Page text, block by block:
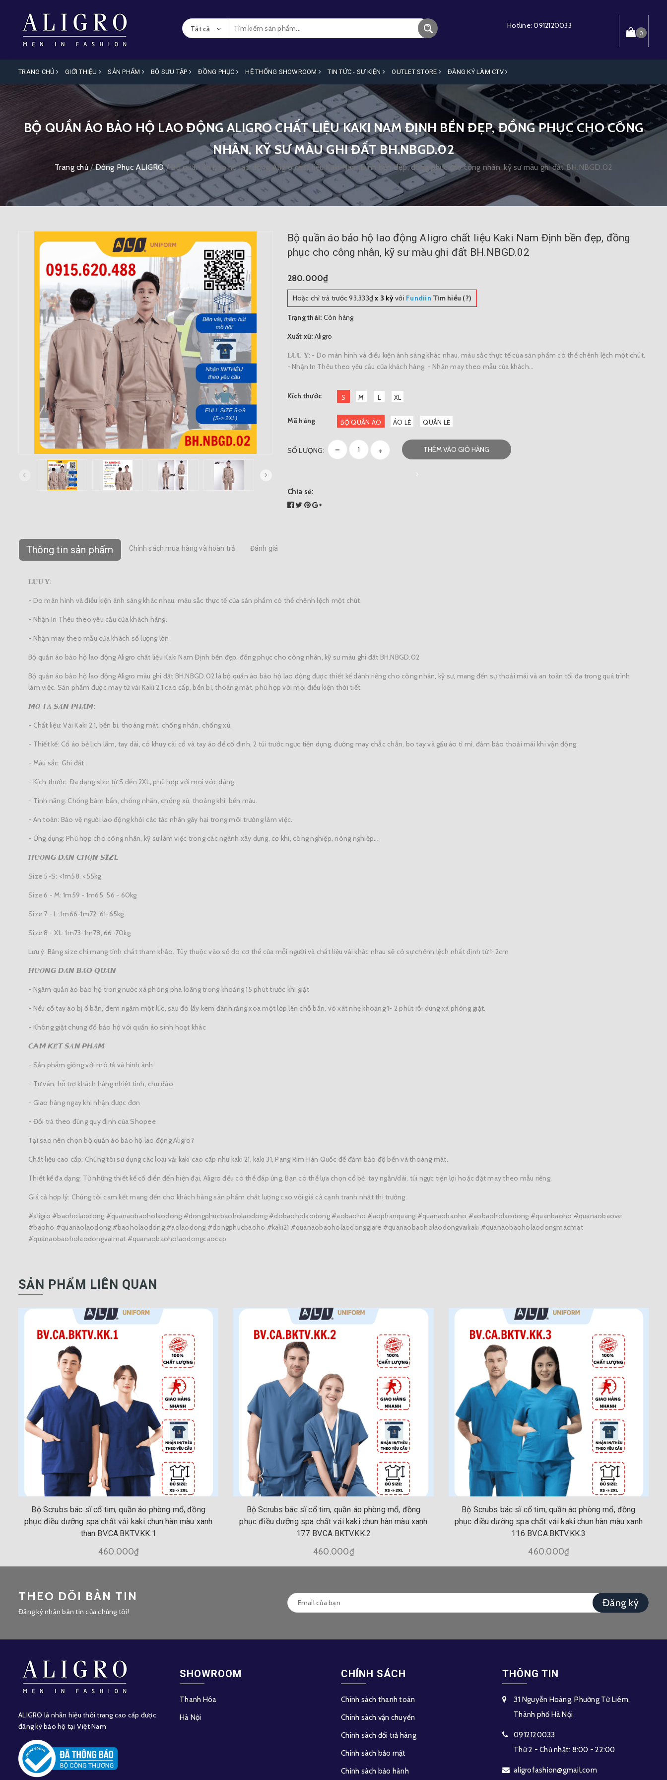
Tất cả Hotline:0912120033
0
TRANG CHỦ GIỚI THIỆU SẢN PHẨM BỘ SƯU TẬP ĐỒNG PHỤC HỆ THỐNG SHOWROOM TIN TỨC - SỰ KIỆN OUTLET STORE ĐĂNG KÝ LÀM CTV
BỘ QUẦN ÁO BẢO HỘ LAO ĐỘNG ALIGRO CHẤT LIỆU KAKI NAM ĐỊNH BỀN ĐẸP, ĐỒNG PHỤC CHO CÔNG
NHÂN, KỸ SƯ MÀU GHI ĐẤT BH.NBGD.02
Trang chủ /Đồng Phục ALIGRO /Bộ quần áo bảo hộ lao động Aligro chất liệu Kaki Nam Định bền đẹp, đồng phục cho công nhân, kỹ sư màu ghi đất BH.NBGD.02
Bộ quần áo bảo hộ lao động Aligro chất liệu Kaki Nam Định bền đẹp, đồng
phục cho công nhân, kỹ sư màu ghi đất BH.NBGD.02
280.000₫
Hoặc chỉ trả trước93.333₫x 3 kỳvới Fundiin Tìm hiểu (?)
Trạng thái: Còn hàng
Xuất xứ: Aligro
𝐋𝐔̛𝐔 𝐘́: - Do màn hình và điều kiện ánh sáng khác nhau, màu sắc thực tế của sản phẩm có thể chênh lệch một chút.
- Nhận In Thêu theo yêu cầu của khách hàng. - Nhận may theo mẫu của khách...
Kích thước S M L XL
Mã hàng BỘ QUẦN ÁO ÁO LẺ QUẦN LẺ
SỐ LƯỢNG: - + THÊM VÀO GIỎ HÀNG
Chia sẻ:
Thông tin sản phẩm Chính sách mua hàng và hoàn trả Đánh giá
𝐋𝐔̛𝐔 𝐘́:
- Do màn hình và điều kiện ánh sáng khác nhau, màu sắc thực tế của sản phẩm có thể chênh lệch một chút.
- Nhận In Thêu theo yêu cầu của khách hàng.
- Nhận may theo mẫu của khách số lượng lớn
Bộ quần áo bảo hộ lao động Aligro chất liệu Kaki Nam Định bền đẹp, đồng phục cho công nhân, kỹ sư màu ghi đất BH.NBGD.02
Bộ quần áo bảo hộ lao động Aligro màu ghi đất BH.NBGD.02 là bộ quần áo bảo hộ lao động được thiết kế dành riêng cho công nhân, kỹ sư, mang đến sự thoải mái và an toàn tối đa trong quá trình
làm việc. Sản phẩm được may từ vải Kaki 2.1 cao cấp, bền bỉ, thoáng mát, phù hợp với mọi điều kiện thời tiết.
𝙈𝑶̂ 𝙏𝑨̉ 𝙎𝑨̉𝙉 𝙋𝙃𝑨̂̉𝙈:
- Chất liệu: Vải Kaki 2.1, bền bỉ, thoáng mát, chống nhăn, chống xù.
- Thiết kế: Cổ áo bẻ lịch lãm, tay dài, có khuy cài cổ và tay áo để cố định, 2 túi trước ngực tiện dụng, đường may chắc chắn, bo tay và gấu áo tỉ mỉ, đảm bảo thoải mái khi vận động.
- Màu sắc: Ghi đất
- Kích thước: Đa dạng size từ S đến 2XL, phù hợp với mọi vóc dáng.
- Tính năng: Chống bám bẩn, chống nhăn, chống xù, thoáng khí, bền màu.
- An toàn: Bảo vệ người lao động khỏi các tác nhân gây hại trong môi trường làm việc.
- Ứng dụng: Phù hợp cho công nhân, kỹ sư làm việc trong các ngành xây dựng, cơ khí, công nghiệp, nông nghiệp...
𝙃𝑼̛𝑶̛́𝙉𝙂 𝘿𝑨̂̃𝙉 𝘾𝙃𝑶̣𝙉 𝙎𝙄𝙕𝙀
Size 5-S: <1m58, <55kg
Size 6 - M: 1m59 - 1m65, 56 - 60kg
Size 7 - L: 1m66-1m72, 61-65kg
Size 8 - XL: 1m73-1m78, 66-70kg
Lưu ý: Bảng size chỉ mang tính chất tham khảo. Tùy thuộc vào số đo cơ thể của mỗi người và chất liệu vải khác nhau sẽ có sự chênh lệch nhất định từ 1-2cm
𝙃𝑼̛𝑶̛́𝙉𝙂 𝘿𝑨̂̃𝙉 𝘽𝑨̉𝙊 𝙌𝙐𝑨̉𝙉
- Ngâm quần áo bảo hộ trong nước xà phòng pha loãng trong khoảng 15 phút trước khi giặt
- Nếu cổ tay áo bị ố bẩn, đem ngâm một lúc, sau đó lấy kem đánh răng xoa một lớp lên chỗ bẩn, vò xát nhẹ khoảng 1- 2 phút rồi dùng xà phòng giặt.
- Không giặt chung đồ bảo hộ với quần áo sinh hoạt khác
𝘾𝘼𝙈 𝙆𝑬̂́𝙏 𝙎𝑨̉𝙉 𝙋𝙃𝑨̂̉𝙈
- Sản phẩm giống với mô tả và hình ảnh
- Tư vấn, hỗ trợ khách hàng nhiệt tình, chu đáo
- Giao hàng ngay khi nhận được đơn
- Đổi trả theo đúng quy định của Shopee
Tại sao nên chọn bộ quần áo bảo hộ lao động Aligro?
Chất liệu cao cấp: Chúng tôi sử dụng các loại vải kaki cao cấp như kaki 21, kaki 31, Pang Rim Hàn Quốc để đảm bảo độ bền và thoáng mát.
Thiết kế đa dạng: Từ những thiết kế cổ điển đến hiện đại, Aligro đều có thể đáp ứng. Bạn có thể lựa chọn cổ bẻ, tay ngắn/dài, túi ngực tiện lợi hoặc đặt may theo mẫu riêng.
Giá cả hợp lý: Chúng tôi cam kết mang đến cho khách hàng sản phẩm chất lượng cao với giá cả cạnh tranh nhất thị trường.
#aligro #baoholaodong #quanaobaoholaodong #dongphucbaoholaodong #dobaoholaodong #aobaoho #aophanquang #quanaobaoho #aobaoholaodong #quanbaoho #quanaobaove
#baoho #quanaolaodong #baoholaodong #aolaodong #dongphucbaoho #kaki21 #quanaobaoholaodonggiare #quanaobaoholaodongvaikaki #quanaobaoholaodongmacmat
#quanaobaoholaodongvaimat #quanaobaoholaodongcaocap
SẢN PHẨM LIÊN QUAN
Bộ Scrubs bác sĩ cổ tim, quần áo phòng mổ, đồng
phục điều dưỡng spa chất vải kaki chun hàn màu xanh
than BV.CA.BKTV.KK.1
460.000₫
Bộ Scrubs bác sĩ cổ tim, quần áo phòng mổ, đồng
phục điều dưỡng spa chất vải kaki chun hàn màu xanh
177 BV.CA.BKTV.KK.2
460.000₫
Bộ Scrubs bác sĩ cổ tim, quần áo phòng mổ, đồng
phục điều dưỡng spa chất vải kaki chun hàn màu xanh
116 BV.CA.BKTV.KK.3
460.000₫
THEO DÕI BẢN TIN
Đăng ký nhận bản tin của chúng tôi!
Đăng ký
ALIGRO là nhãn hiệu thời trang cao cấp được
đăng ký bảo hộ tại Việt Nam
SHOWROOM
Thanh Hóa
Hà Nội
CHÍNH SÁCH
Chính sách thanh toán
Chính sách vận chuyển
Chính sách đổi trả hàng
Chính sách bảo mật
Chính sách bảo hành
THÔNG TIN
31 Nguyễn Hoàng, Phường Từ Liêm,
Thành phố Hà Nội
0912120033
Thứ 2 - Chủ nhật: 8:00 - 22:00
aligrofashion@gmail.com